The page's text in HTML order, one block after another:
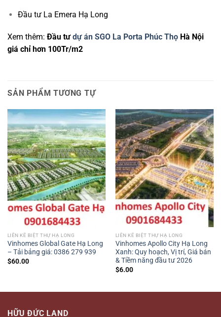
Đầu tư La Emera Hạ Long
Xem thêm: Đầu tưdự án SGO La Porta Phúc Thọ Hà Nội
giá chỉ hơn 100Tr/m2
SẢN PHẨM TƯƠNG TỰ
LIỀN KỀ BIỆT THỰ HẠ LONG
Vinhomes Global Gate Hạ Long
– Tải bảng giá: 0386 279 939
$60.00
LIỀN KỀ BIỆT THỰ HẠ LONG
Vinhomes Apollo City Hạ Long
Xanh: Quy hoạch, Vị trí, Giá bán
& Tiềm năng đầu tư 2026
$6.00
HỮU ĐỨC LAND